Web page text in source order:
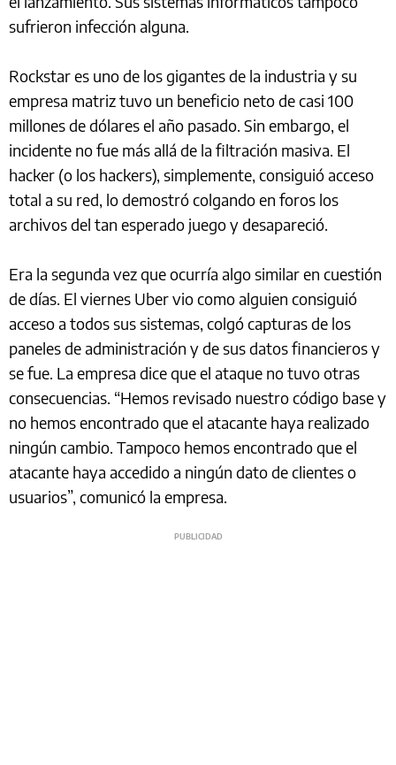
sufrieron infección alguna.
Rockstar es uno de los gigantes de la industria y su
empresa matriz tuvo un beneficio neto de casi 100
millones de dólares el año pasado. Sin embargo, el
incidente no fue más allá de la filtración masiva. El
hacker (o los hackers), simplemente, consiguió acceso
total a su red, lo demostró colgando en foros los
archivos del tan esperado juego y desapareció.
Era la segunda vez que ocurría algo similar en cuestión
de días. El viernes Uber vio como alguien consiguió
acceso a todos sus sistemas, colgó capturas de los
paneles de administración y de sus datos financieros y
se fue. La empresa dice que el ataque no tuvo otras
consecuencias. “Hemos revisado nuestro código base y
no hemos encontrado que el atacante haya realizado
ningún cambio. Tampoco hemos encontrado que el
atacante haya accedido a ningún dato de clientes o
usuarios”, comunicó la empresa.